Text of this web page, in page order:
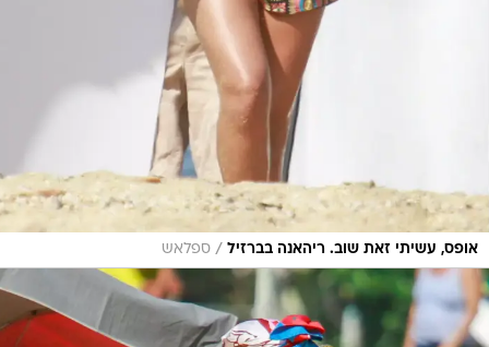
אופס, עשיתי זאת שוב. ריהאנה בברזיל / ספלאש